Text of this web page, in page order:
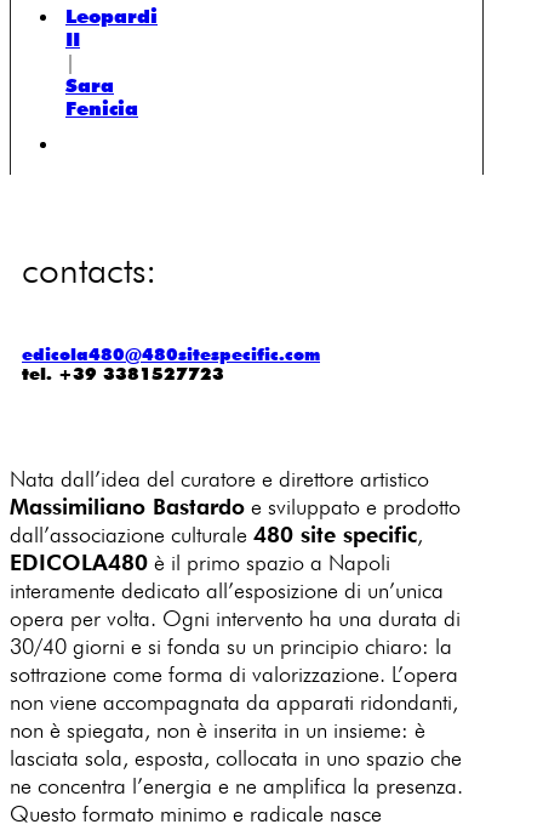
Leopardi
II
|
Sara
Fenicia
contacts:
edicola480@480sitespecific.com
tel. +39 3381527723
Nata dall’idea del curatore e direttore artistico
Massimiliano Bastardo e sviluppato e prodotto
dall’associazione culturale 480 site specific,
EDICOLA480 è il primo spazio a Napoli
interamente dedicato all’esposizione di un’unica
opera per volta. Ogni intervento ha una durata di
30/40 giorni e si fonda su un principio chiaro: la
sottrazione come forma di valorizzazione. L’opera
non viene accompagnata da apparati ridondanti,
non è spiegata, non è inserita in un insieme: è
lasciata sola, esposta, collocata in uno spazio che
ne concentra l’energia e ne amplifica la presenza.
Questo formato minimo e radicale nasce